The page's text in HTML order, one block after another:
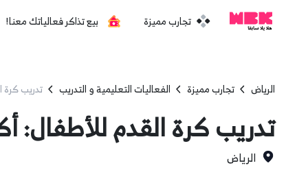
تجارب مميزة بيع تذاكر فعالياتك معنا!
الرياض تجارب مميزة الفعاليات التعليمية و التدريب
تدريب كرة
تدريب كرة القدم للأطفال:
الرياض